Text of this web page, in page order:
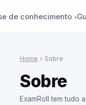
de conhecimento
Home › Sobre
Sobre
ExamRoll tem tudo